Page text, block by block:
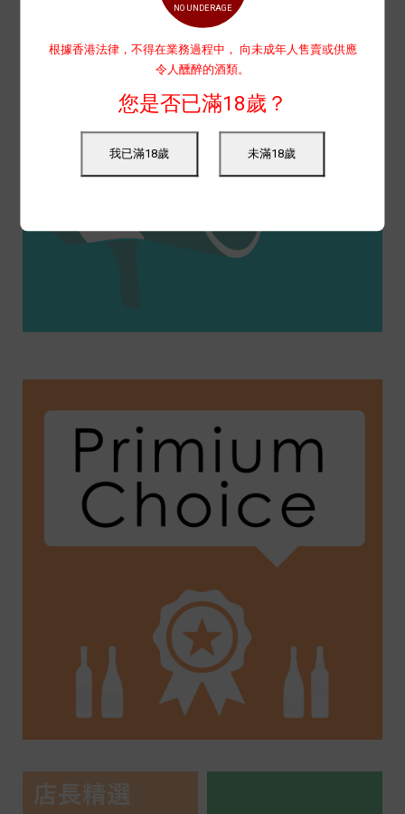
NO UNDERAGE
根據香港法律，不得在業務過程中， 向未成年人售賣或供應
令人醺醉的酒類。
您是否已滿18歲？
我已滿18歲 未滿18歲